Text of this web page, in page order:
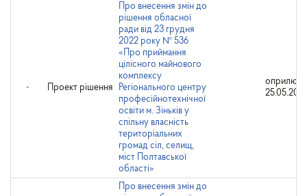
- Проект рішення
Про внесення змін до
рішення обласної
ради від 23 грудня
2022 року № 536
«Про приймання
цілісного майнового
комплексу
Регіонального центру
професійнотехнічної
освіти м. Зіньків у
спільну власність
територіальних
громад сіл, селищ,
міст Полтавської
області»
Про внесення змін до